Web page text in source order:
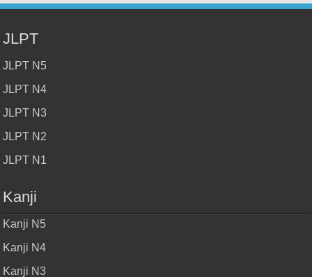
JLPT
JLPT N5
JLPT N4
JLPT N3
JLPT N2
JLPT N1
Kanji
Kanji N5
Kanji N4
Kanji N3